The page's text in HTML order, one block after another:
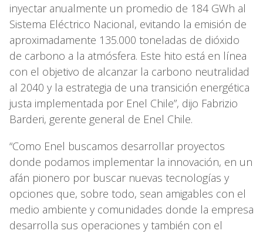
inyectar anualmente un promedio de 184 GWh al
Sistema Eléctrico Nacional, evitando la emisión de
aproximadamente 135.000 toneladas de dióxido
de carbono a la atmósfera. Este hito está en línea
con el objetivo de alcanzar la carbono neutralidad
al 2040 y la estrategia de una transición energética
justa implementada por Enel Chile”, dijo Fabrizio
Barderi, gerente general de Enel Chile.
“Como Enel buscamos desarrollar proyectos
donde podamos implementar la innovación, en un
afán pionero por buscar nuevas tecnologías y
opciones que, sobre todo, sean amigables con el
medio ambiente y comunidades donde la empresa
desarrolla sus operaciones y también con el